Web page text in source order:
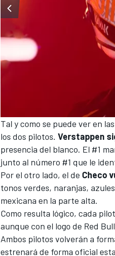
MÁS CATEGORÍAS
Tal y como se puede ver en
los dos pilotos. Verstappen
presencia del blanco. El #1
junto al número #1 que le
Por el otro lado, el de Checo
tonos verdes, naranjas,
mexicana en la parte alta.
Como resulta lógico, cada
aunque con el logo de Red Bull
Ambos pilotos volverán a
estrenará de forma oficial